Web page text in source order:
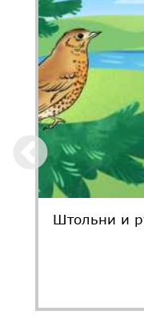
Штольни и